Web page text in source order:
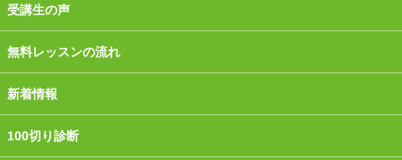
受講生の声
無料レッスンの流れ
新着情報
100切り診断